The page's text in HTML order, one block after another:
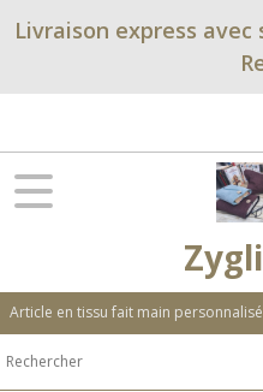
Livraison express
Article en tissu fait main
Fermer
Tous
les
produits
anneaux
(6)